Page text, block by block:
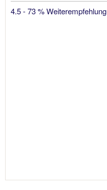
4.5 - 73 % Weiterempfehlung